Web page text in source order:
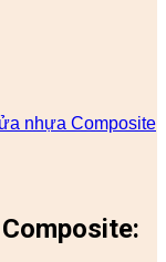
nhựa Composite